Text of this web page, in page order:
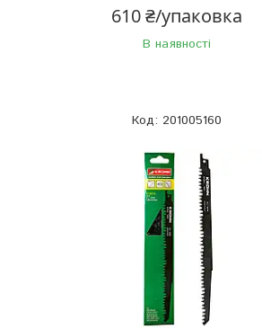
610 ₴/упаковка
В наявності
201005160